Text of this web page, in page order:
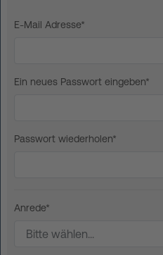
FAQ
Neuigkeiten
E-Mail Adresse*
Ein neues Passwort eingeben*
Passwort wiederholen*
Anrede*